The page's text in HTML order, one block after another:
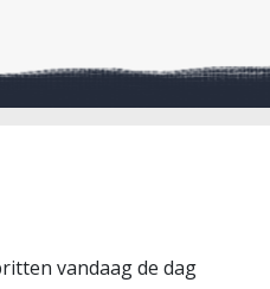
vandaag de dag